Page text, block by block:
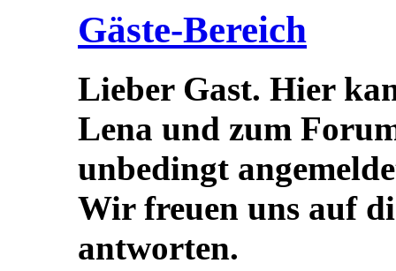
Gäste-Bereich
Lieber Gast. Hier
Lena und zum
unbedingt
Wir freuen uns auf
antworten.